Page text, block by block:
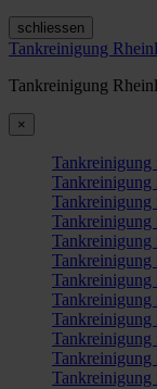
schliessen
Tankreinigung
Tankreinigung
×
Tankreinigung
Tankreinigung
Tankreinigung
Tankreinigung
Tankreinigung
Tankreinigung
Tankreinigung
Tankreinigung